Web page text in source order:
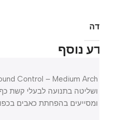
נוסף
ושליטה בתנועה לבעלי קשת כף
ומסייעים בהפחתת כאבים בכפות